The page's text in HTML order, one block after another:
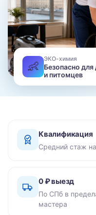
👶
ЭКО-химия
Безопасно для
и питомцев
Квалификация
Средний стаж
0 ₽ выезд
По СПб в
мастера